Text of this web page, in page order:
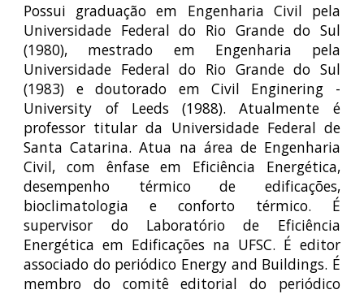
Possui graduação em Engenharia Civil pela
Universidade Federal do Rio Grande do Sul
(1980), mestrado em Engenharia pela
Universidade Federal do Rio Grande do Sul
(1983) e doutorado em Civil Enginering -
University of Leeds (1988). Atualmente é
professor titular da Universidade Federal de
Santa Catarina. Atua na área de Engenharia
Civil, com ênfase em Eficiência Energética,
desempenho térmico de edificações,
bioclimatologia e conforto térmico. É
supervisor do Laboratório de Eficiência
Energética em Edificações na UFSC. É editor
associado do periódico Energy and Buildings. É
membro do comitê editorial do periódico